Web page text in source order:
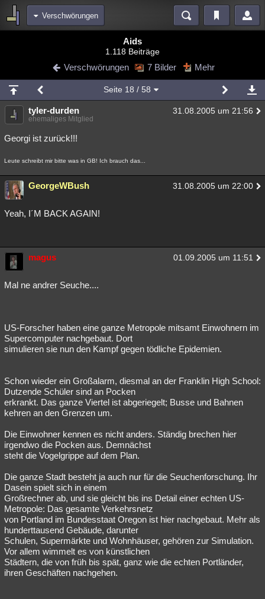
Verschwörungen
Blogs Videos
Chat Wiki Neuigkeiten
meine Rubriken
Menschen Wissenschaft Mystery Kriminalfälle
Spiritualität Verschwörungen
Natur Umfragen Unterhaltung
weitere Rubriken
Philosophie
Astronomie Helpdesk
Übersichten
Aids
1.118 Beiträge
Verschwörungen 7 Bilder Mehr
Seite 18 / 58
tyler-durden 31.08.2005 um 21:56
ehemaliges Mitglied
Georgi ist zurück!!!
Leute schreibt mir bitte was in GB! Ich brauch das...
GeorgeWBush 31.08.2005 um 22:00
Yeah, I´M BACK AGAIN!
magus 01.09.2005 um 11:51
Mal ne andrer Seuche....
US-Forscher haben eine ganze Metropole mitsamt Einwohnern im
Supercomputer nachgebaut. Dort
simulieren sie nun den Kampf gegen tödliche Epidemien.
Schon wieder ein Großalarm, diesmal an der Franklin High School:
Dutzende Schüler sind an Pocken
erkrankt. Das ganze Viertel ist abgeriegelt; Busse und Bahnen
kehren an den Grenzen um.
Die Einwohner kennen es nicht anders. Ständig brechen hier
irgendwo die Pocken aus. Demnächst
steht die Vogelgrippe auf dem Plan.
Die ganze Stadt besteht ja auch nur für die Seuchenforschung. Ihr
Dasein spielt sich in einem
Großrechner ab, und sie gleicht bis ins Detail einer echten US-
Metropole: Das gesamte Verkehrsnetz
von Portland im Bundesstaat Oregon ist hier nachgebaut. Mehr als
hunderttausend Gebäude, darunter
Schulen, Supermärkte und Wohnhäuser, gehören zur Simulation.
Vor allem wimmelt es von künstlichen
Städtern, die von früh bis spät, ganz wie die echten Portländer,
ihren Geschäften nachgehen.